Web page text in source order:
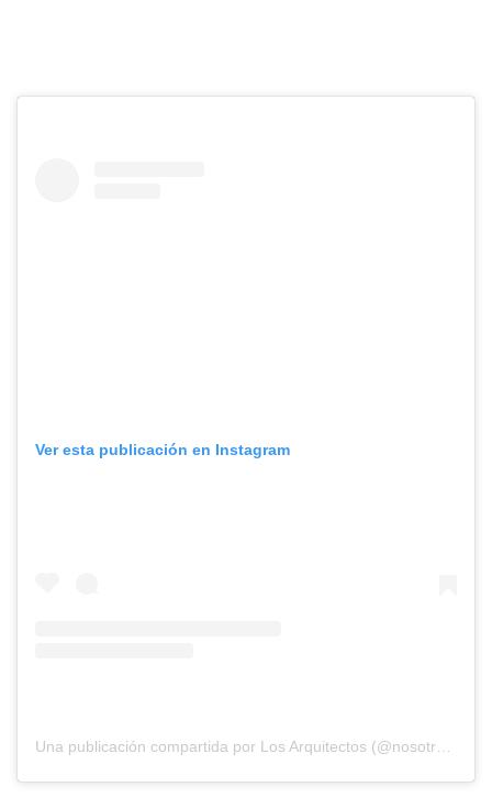
Ver esta publicación en Instagram
Una publicación compartida por Los Arquitectos (@nosotros_los_arquitectos)